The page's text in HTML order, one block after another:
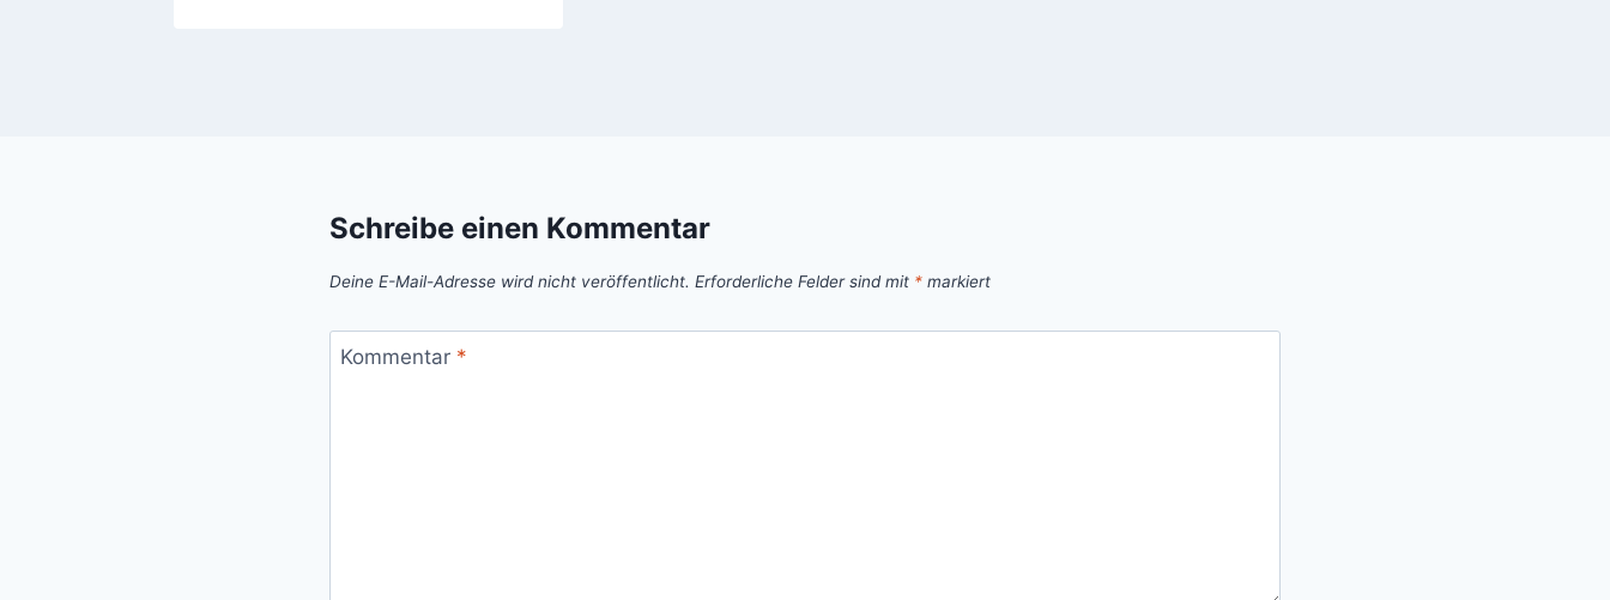
Schreibe einen Kommentar
Deine E-Mail-Adresse wird nicht veröffentlicht. Erforderliche Felder sind mit * markiert
Kommentar *